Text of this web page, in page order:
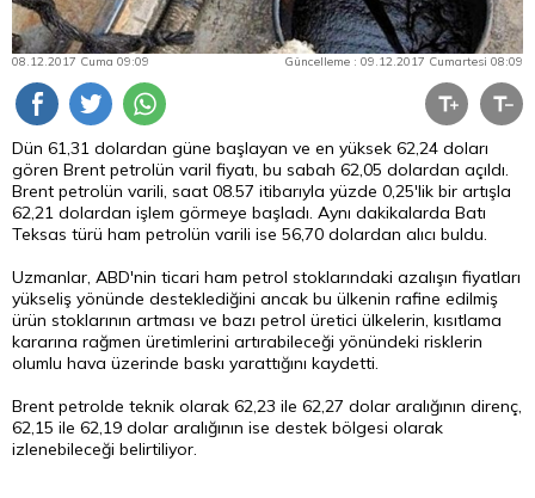
08.12.2017 Cuma 09:09 Güncelleme : 09.12.2017 Cumartesi 08:09
Dün 61,31 dolardan güne başlayan ve en yüksek 62,24 doları
gören Brent petrolün varil fiyatı, bu sabah 62,05 dolardan açıldı.
Brent petrolün varili, saat 08.57 itibarıyla yüzde 0,25'lik bir artışla
62,21 dolardan işlem görmeye başladı. Aynı dakikalarda Batı
Teksas türü ham petrolün varili ise 56,70 dolardan alıcı buldu.
Uzmanlar, ABD'nin ticari ham petrol stoklarındaki azalışın fiyatları
yükseliş yönünde desteklediğini ancak bu ülkenin rafine edilmiş
ürün stoklarının artması ve bazı petrol üretici ülkelerin, kısıtlama
kararına rağmen üretimlerini artırabileceği yönündeki risklerin
olumlu hava üzerinde baskı yarattığını kaydetti.
Brent petrolde teknik olarak 62,23 ile 62,27 dolar aralığının direnç,
62,15 ile 62,19 dolar aralığının ise destek bölgesi olarak
izlenebileceği belirtiliyor.